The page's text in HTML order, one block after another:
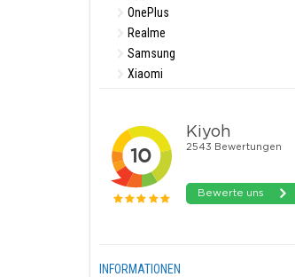
OnePlus
Realme
Samsung
Xiaomi
INFORMATIONEN